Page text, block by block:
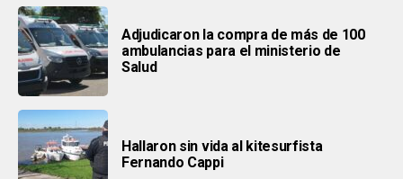
Adjudicaron la compra de más de 100
ambulancias para el ministerio de
Salud
Hallaron sin vida al kitesurfista
Fernando Cappi